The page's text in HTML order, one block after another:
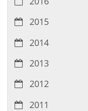
2015
2014
2013
2012
2011